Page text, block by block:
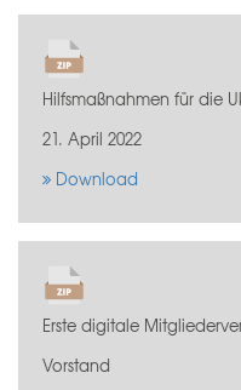
Hilfsmaßnahmen für die
21. April 2022
Download
Erste digitale
Vorstand